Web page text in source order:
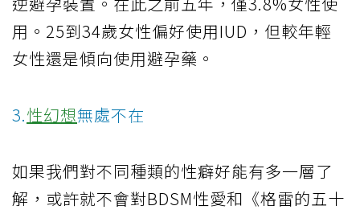
用。25到34歲女性偏好使用IUD，但較年輕
女性還是傾向使用避孕藥。
3.性幻想無處不在
如果我們對不同種類的性癖好能有多一層了
解，或許就不會對BDSM性愛和《格雷的五十